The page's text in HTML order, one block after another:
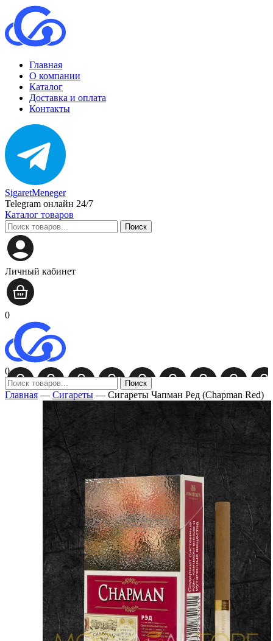
Главная
О компании
Каталог
Доставка и оплата
Контакты
SigaretMeneger
Telegram онлайн 24/7
Каталог товаров
Поиск
Личный кабинет
0
0
Поиск
Главная — Сигареты — Сигареты Чапман Ред (Chapman Red)